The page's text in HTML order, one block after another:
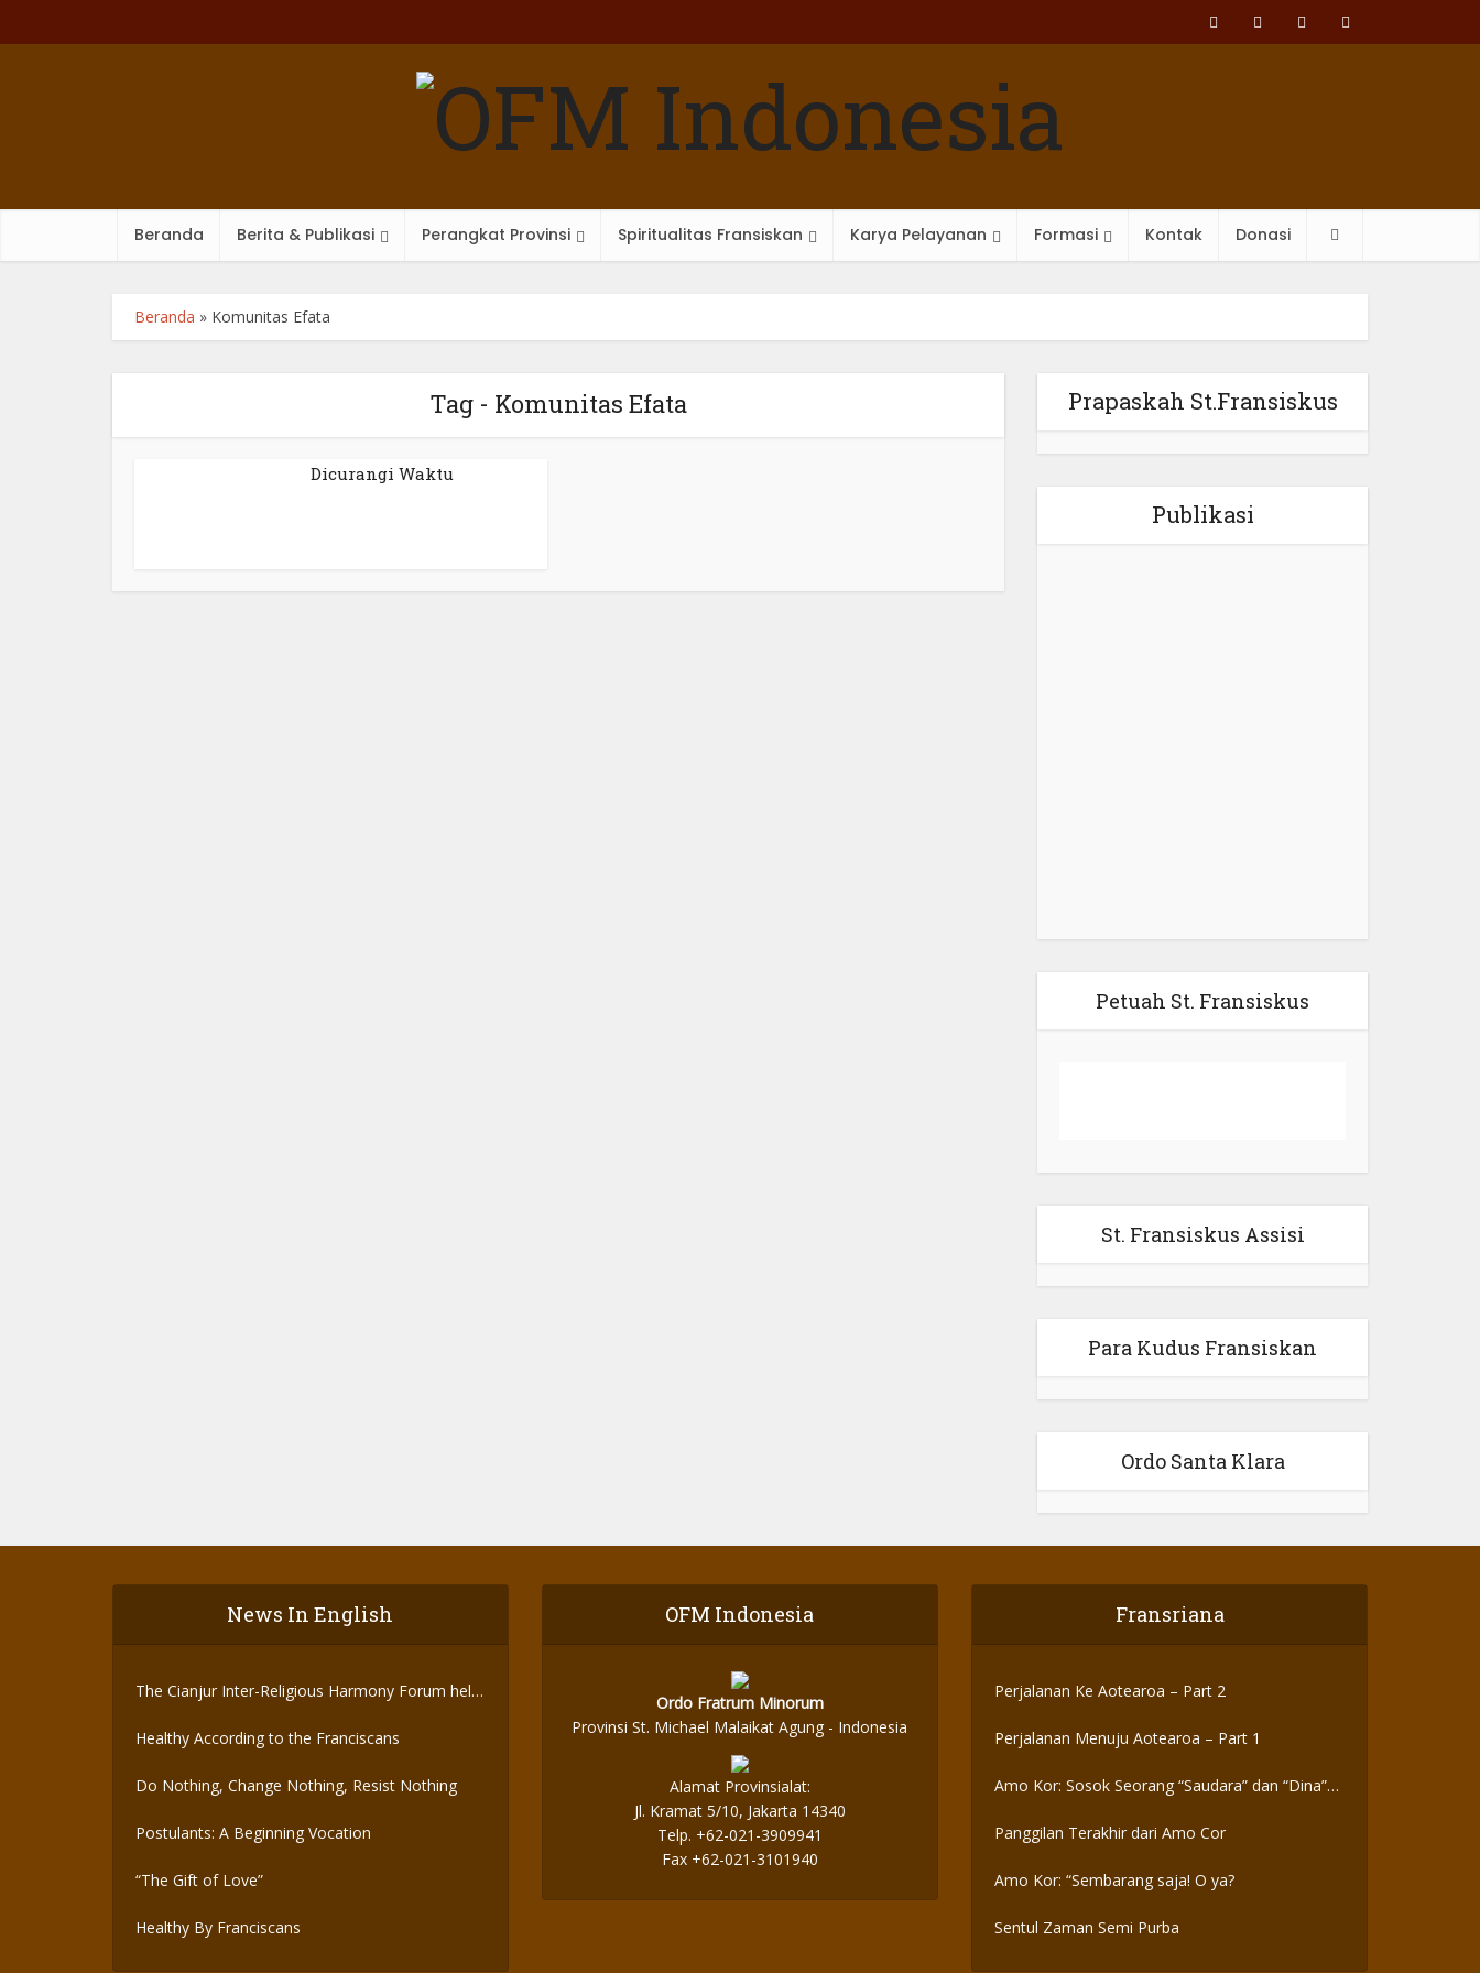
Beranda Berita & Publikasi Perangkat Provinsi Spiritualitas Fransiskan Karya Pelayanan Formasi Kontak Donasi
Beranda » Komunitas Efata
Tag - Komunitas Efata
Dicurangi Waktu
Prapaskah St.Fransiskus
Publikasi
Petuah St. Fransiskus
St. Fransiskus Assisi
Para Kudus Fransiskan
Ordo Santa Klara
News In English
The Cianjur Inter-Religious Harmony Forum held
Healthy According to the Franciscans
Do Nothing, Change Nothing, Resist Nothing
Postulants: A Beginning Vocation
“The Gift of Love”
Healthy By Franciscans
OFM Indonesia
Ordo Fratrum Minorum
Provinsi St. Michael Malaikat Agung - Indonesia
Alamat Provinsialat:
Jl. Kramat 5/10, Jakarta 14340
Telp. +62-021-3909941
Fax +62-021-3101940
Fransriana
Perjalanan Ke Aotearoa – Part 2
Perjalanan Menuju Aotearoa – Part 1
Amo Kor: Sosok Seorang “Saudara” dan “Dina”
Panggilan Terakhir dari Amo Cor
Amo Kor: “Sembarang saja! O ya?
Sentul Zaman Semi Purba